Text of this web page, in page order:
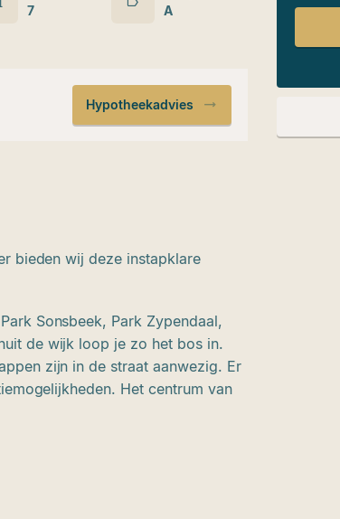
7 A
Hypotheekadvies
bieden wij deze instapklare
Sonsbeek, Park Zypendaal,
de wijk loop je zo het bos in.
zijn in de straat aanwezig. Er
Het centrum van